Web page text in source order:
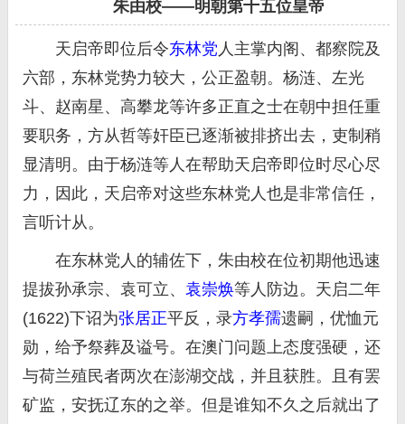
朱由校——明朝第十五位皇帝
天启帝即位后令东林党 人主掌内阁、都察院及
六部，东林党势力较大，公正盈朝。杨涟、左光
斗、赵南星、高攀龙等许多正直之士在朝中担任重
要职务，方从哲等奸臣已逐渐被排挤出去，吏制稍
显清明。由于杨涟等人在帮助天启帝即位时尽心尽
力，因此，天启帝对这些东林党人也是非常信任，
言听计从。
在东林党人的辅佐下，朱由校在位初期他迅速
提拔孙承宗、袁可立、 袁崇焕等人防边。天启二年
(1622)下诏为张居正平反，录方孝孺遗嗣，优恤元
勋，给予祭葬及谥号。在澳门问题上态度强硬，还
与荷兰殖民者两次在澎湖交战，并且获胜。且有罢
矿监，安抚辽东的之举。但是谁知不久之后就出了